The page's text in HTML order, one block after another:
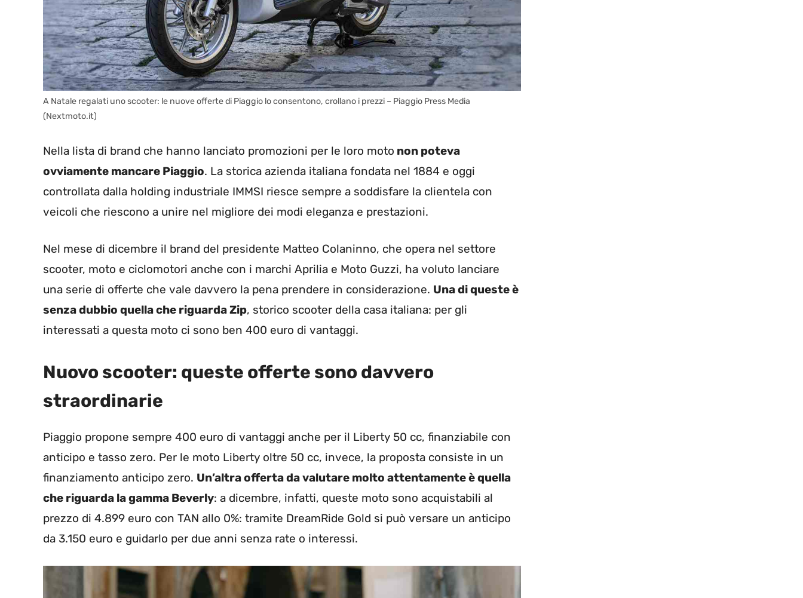
A Natale regalati uno scooter: le nuove offerte di Piaggio lo consentono, crollano i prezzi – Piaggio Press Media
(Nextmoto.it)
Nella lista di brand che hanno lanciato promozioni per le loro moto non poteva
ovviamente mancare Piaggio. La storica azienda italiana fondata nel 1884 e oggi
controllata dalla holding industriale IMMSI riesce sempre a soddisfare la clientela con
veicoli che riescono a unire nel migliore dei modi eleganza e prestazioni.
Nel mese di dicembre il brand del presidente Matteo Colaninno, che opera nel settore
scooter, moto e ciclomotori anche con i marchi Aprilia e Moto Guzzi, ha voluto lanciare
una serie di offerte che vale davvero la pena prendere in considerazione. Una di queste è
senza dubbio quella che riguarda Zip, storico scooter della casa italiana: per gli
interessati a questa moto ci sono ben 400 euro di vantaggi.
Nuovo scooter: queste offerte sono davvero
straordinarie
Piaggio propone sempre 400 euro di vantaggi anche per il Liberty 50 cc, finanziabile con
anticipo e tasso zero. Per le moto Liberty oltre 50 cc, invece, la proposta consiste in un
finanziamento anticipo zero. Un’altra offerta da valutare molto attentamente è quella
che riguarda la gamma Beverly: a dicembre, infatti, queste moto sono acquistabili al
prezzo di 4.899 euro con TAN allo 0%: tramite DreamRide Gold si può versare un anticipo
da 3.150 euro e guidarlo per due anni senza rate o interessi.